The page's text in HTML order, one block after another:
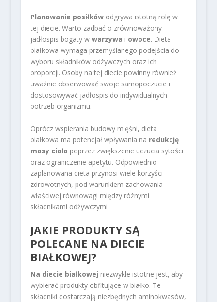
Planowanie posiłkówodgrywa istotną rolę w
tej diecie. Warto zadbać o zrównoważony
jadłospis bogaty w warzywa i owoce. Dieta
białkowa wymaga przemyślanego podejścia do
wyboru składników odżywczych oraz ich
proporcji. Osoby na tej diecie powinny również
uważnie obserwować swoje samopoczucie i
dostosowywać jadłospis do indywidualnych
potrzeb organizmu.
Oprócz wspierania budowy mięśni, dieta
białkowa ma potencjał wpływania na redukcję
masy ciała poprzez zwiększenie uczucia sytości
oraz ograniczenie apetytu. Odpowiednio
zaplanowana dieta przynosi wiele korzyści
zdrowotnych, pod warunkiem zachowania
właściwej równowagi między różnymi
składnikami odżywczymi.
JAKIE PRODUKTY SĄ
POLECANE NA DIECIE
BIAŁKOWEJ?
Na diecie białkowej niezwykle istotne jest, aby
wybierać produkty obfitujące w białko. Te
składniki dostarczają niezbędnych aminokwasów,